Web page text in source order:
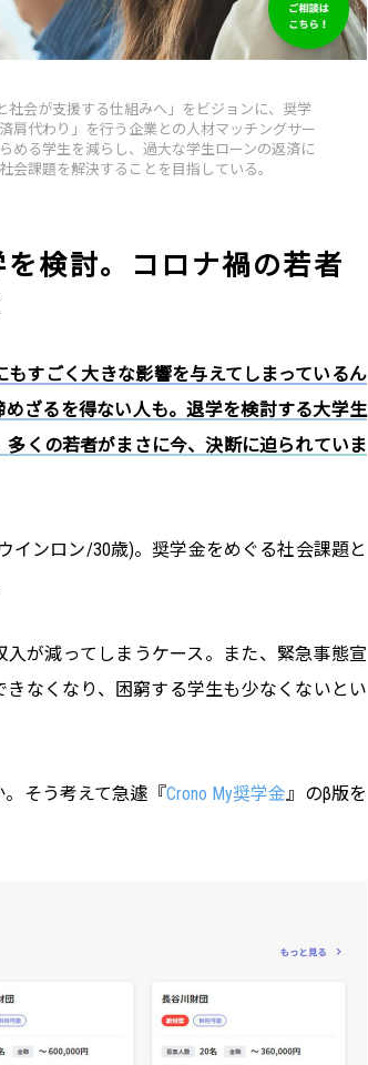
社会が支援する仕組みへ」をビジョンに、奨学
肩代わり」を行う企業との人材マッチングサー
める学生を減らし、過大な学生ローンの返済に
会課題を解決することを目指している。
検討。コロナ禍の若者
もすごく大きな影響を与えてしまっているん
ざるを得ない人も。退学を検討する大学生
くの若者がまさに今、決断に迫られていま
インロン/30歳)。奨学金をめぐる社会課題と
が減ってしまうケース。また、緊急事態宣
なくなり、困窮する学生も少なくないとい
。そう考えて急遽『Crono My奨学金』のβ版を